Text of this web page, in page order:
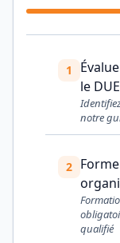
1
le
notre
2
qualifié